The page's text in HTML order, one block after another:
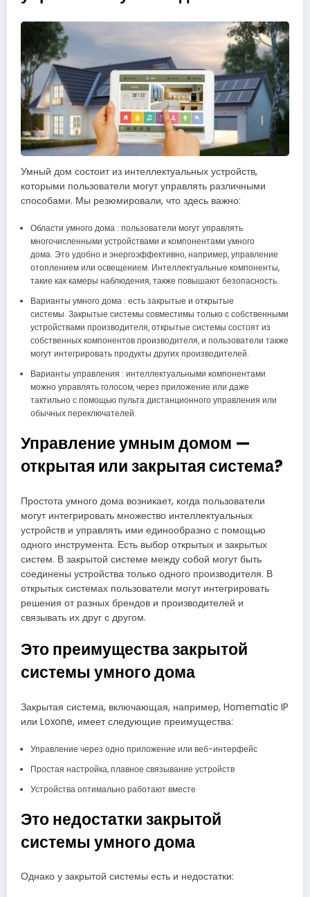
Умный дом состоит из интеллектуальных устройств,
которыми пользователи могут управлять различными
способами. Мы резюмировали, что здесь важно:
Области умного дома : пользователи могут управлять
многочисленными устройствами и компонентами умного
дома. Это удобно и энергоэффективно, например, управление
отоплением или освещением. Интеллектуальные компоненты,
такие как камеры наблюдения, также повышают безопасность.
Варианты умного дома : есть закрытые и открытые
системы. Закрытые системы совместимы только с собственными
устройствами производителя, открытые системы состоят из
собственных компонентов производителя, и пользователи также
могут интегрировать продукты других производителей.
Варианты управления : интеллектуальными компонентами
можно управлять голосом, через приложение или даже
тактильно с помощью пульта дистанционного управления или
обычных переключателей.
Управление умным домом —
открытая или закрытая система?
Простота умного дома возникает, когда пользователи
могут интегрировать множество интеллектуальных
устройств и управлять ими единообразно с помощью
одного инструмента. Есть выбор открытых и закрытых
систем. В закрытой системе между собой могут быть
соединены устройства только одного производителя. В
открытых системах пользователи могут интегрировать
решения от разных брендов и производителей и
связывать их друг с другом.
Это преимущества закрытой
системы умного дома
Закрытая система, включающая, например, Homematic IP
или Loxone, имеет следующие преимущества:
Управление через одно приложение или веб-интерфейс
Простая настройка, плавное связывание устройств
Устройства оптимально работают вместе
Это недостатки закрытой
системы умного дома
Однако у закрытой системы есть и недостатки: